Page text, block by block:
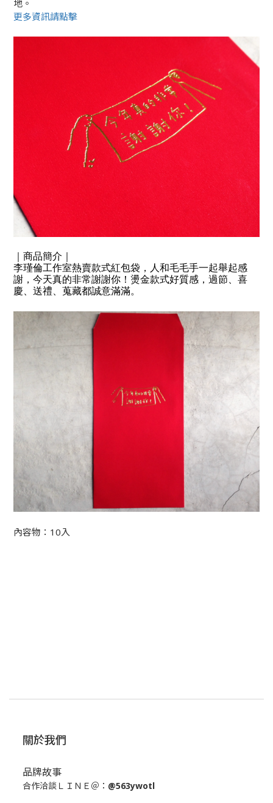
地。
更多資訊請點擊
｜商品簡介｜
李瑾倫工作室熱賣款式紅包袋，人和毛毛手一起舉起感
謝，今天真的非常謝謝你！燙金款式好質感，過節、喜
慶、送禮、蒐藏都誠意滿滿。
內容物：10入
關於我們
品牌故事
合作洽談ＬＩＮＥ＠： @563ywotl